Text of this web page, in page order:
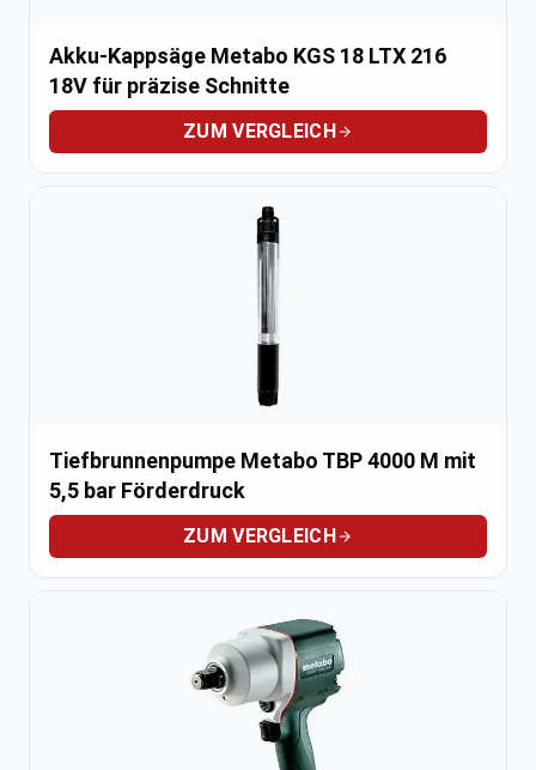
Akku-Kappsäge Metabo KGS 18 LTX 216
18V für präzise Schnitte
ZUM VERGLEICH
Tiefbrunnenpumpe Metabo TBP 4000 M mit
5,5 bar Förderdruck
ZUM VERGLEICH